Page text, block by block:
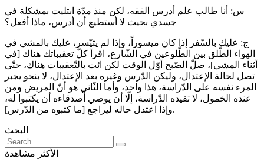
س: أنا طالب علم أدرس الفقه، لكن منذ مدّة ابتليت بمشكلة في
جسدي بحيث لا أستطيع أن أدرس، ماذا أفعل؟
ج: عليك بالسّفر إذا كان ميسوراً، وإذا لم يتيّسر، عليك بالمشي في
الهواء الطّلق بين الطّلوعين في الشّارع، اقرأ كلّ تعقيباتك هناك [في
أثناء المشي]، صلّ الصّبح أوّل الوقت لكن ائت بالتّعقيبات هناك، حتّى
تصل لحالة الإعتدال، وليكن الدّرس وغيره بعد الإعتدال، لا بنحو يجبر
المرء نفسه على الدّراسة، هذا واحد، وأما الثّاني هو أنّ المريض ومن
عنده الخمول، لا تفيده الدّراسة، إلّا أن يوصي أصدقاءه أن يكتبوا له،
وإذا اعتدل حاله ليراجع [ما كتبوه من الدّرس].
البحث
الأكثر مشاهدة